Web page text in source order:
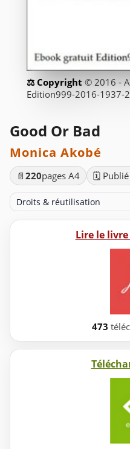
© 2016 -
Edition999-2016-1937-
Good Or Bad
Monica Akobé
📄 220pages A4 🗓️
Droits & réutilisation
Lire le livre
473